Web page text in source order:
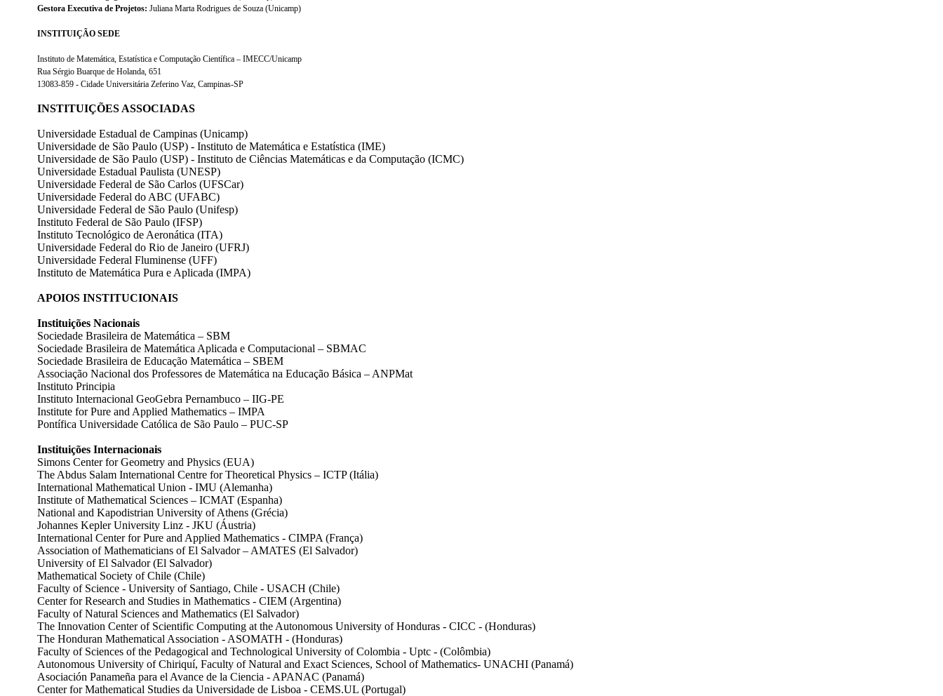
Gestora Executiva de Projetos: Juliana Marta Rodrigues de Souza (Unicamp)
INSTITUIÇÃO SEDE
Instituto de Matemática, Estatística e Computação Científica – IMECC/Unicamp
Rua Sérgio Buarque de Holanda, 651
13083-859 - Cidade Universitária Zeferino Vaz, Campinas-SP
INSTITUIÇÕES ASSOCIADAS
Universidade Estadual de Campinas (Unicamp)
Universidade de São Paulo (USP) - Instituto de Matemática e Estatística (IME)
Universidade de São Paulo (USP) - Instituto de Ciências Matemáticas e da Computação (ICMC)
Universidade Estadual Paulista (UNESP)
Universidade Federal de São Carlos (UFSCar)
Universidade Federal do ABC (UFABC)
Universidade Federal de São Paulo (Unifesp)
Instituto Federal de São Paulo (IFSP)
Instituto Tecnológico de Aeronática (ITA)
Universidade Federal do Rio de Janeiro (UFRJ)
Universidade Federal Fluminense (UFF)
Instituto de Matemática Pura e Aplicada (IMPA)
APOIOS INSTITUCIONAIS
Instituições Nacionais
Sociedade Brasileira de Matemática – SBM
Sociedade Brasileira de Matemática Aplicada e Computacional – SBMAC
Sociedade Brasileira de Educação Matemática – SBEM
Associação Nacional dos Professores de Matemática na Educação Básica – ANPMat
Instituto Principia
Instituto Internacional GeoGebra Pernambuco – IIG-PE
Institute for Pure and Applied Mathematics – IMPA
Pontífica Universidade Católica de São Paulo – PUC-SP
Instituições Internacionais
Simons Center for Geometry and Physics (EUA)
The Abdus Salam International Centre for Theoretical Physics – ICTP (Itália)
International Mathematical Union - IMU (Alemanha)
Institute of Mathematical Sciences – ICMAT (Espanha)
National and Kapodistrian University of Athens (Grécia)
Johannes Kepler University Linz - JKU (Áustria)
International Center for Pure and Applied Mathematics - CIMPA (França)
Association of Mathematicians of El Salvador – AMATES (El Salvador)
University of El Salvador (El Salvador)
Mathematical Society of Chile (Chile)
Faculty of Science - University of Santiago, Chile - USACH (Chile)
Center for Research and Studies in Mathematics - CIEM (Argentina)
Faculty of Natural Sciences and Mathematics (El Salvador)
The Innovation Center of Scientific Computing at the Autonomous University of Honduras - CICC - (Honduras)
The Honduran Mathematical Association - ASOMATH - (Honduras)
Faculty of Sciences of the Pedagogical and Technological University of Colombia - Uptc - (Colômbia)
Autonomous University of Chiriquí, Faculty of Natural and Exact Sciences, School of Mathematics- UNACHI (Panamá)
Asociación Panameña para el Avance de la Ciencia - APANAC (Panamá)
Center for Mathematical Studies da Universidade de Lisboa - CEMS.UL (Portugal)